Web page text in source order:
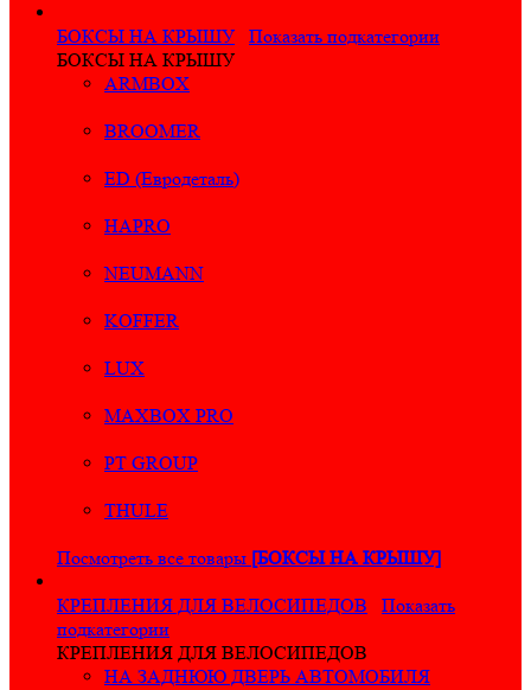
БОКСЫ НА КРЫШУ
Показать подкатегории
БОКСЫ НА КРЫШУ
ARMBOX
BROOMER
ED (Евродеталь)
HAPRO
NEUMANN
KOFFER
LUX
MAXBOX PRO
PT GROUP
THULE
Посмотреть все товары [БОКСЫ НА КРЫШУ]
КРЕПЛЕНИЯ ДЛЯ ВЕЛОСИПЕДОВ
Показать
подкатегории
КРЕПЛЕНИЯ ДЛЯ ВЕЛОСИПЕДОВ
НА ЗАДНЮЮ ДВЕРЬ АВТОМОБИЛЯ